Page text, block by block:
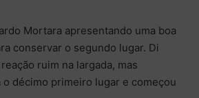
Mortara apresentando uma boa
conservar o segundo lugar. Di
ruim na largada, mas
décimo primeiro lugar e começou